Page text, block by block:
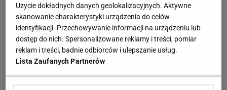
Użycie dokładnych danych geolokalizacyjnych. Aktywne
skanowanie charakterystyki urządzenia do celów
identyfikacji. Przechowywanie informacji na urządzeniu lub
dostęp do nich. Spersonalizowane reklamy i treści, pomiar
reklam i treści, badnie odbiorców i ulepszanie usług.
Lista Zaufanych Partnerów